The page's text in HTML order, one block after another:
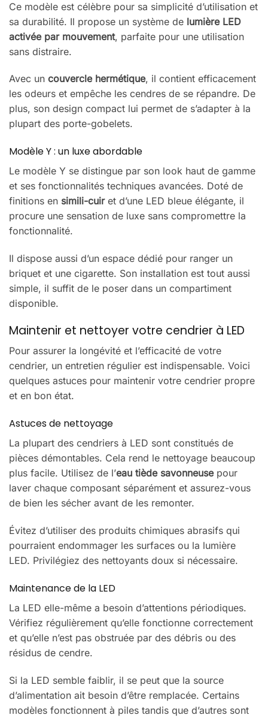
Ce modèle est célèbre pour sa simplicité d’utilisation et
sa durabilité. Il propose un système de lumière LED
activée par mouvement, parfaite pour une utilisation
sans distraire.
Avec un couvercle hermétique, il contient efficacement
les odeurs et empêche les cendres de se répandre. De
plus, son design compact lui permet de s’adapter à la
plupart des porte-gobelets.
Modèle Y : un luxe abordable
Le modèle Y se distingue par son look haut de gamme
et ses fonctionnalités techniques avancées. Doté de
finitions en simili-cuir et d’une LED bleue élégante, il
procure une sensation de luxe sans compromettre la
fonctionnalité.
Il dispose aussi d’un espace dédié pour ranger un
briquet et une cigarette. Son installation est tout aussi
simple, il suffit de le poser dans un compartiment
disponible.
Maintenir et nettoyer votre cendrier à LED
Pour assurer la longévité et l’efficacité de votre
cendrier, un entretien régulier est indispensable. Voici
quelques astuces pour maintenir votre cendrier propre
et en bon état.
Astuces de nettoyage
La plupart des cendriers à LED sont constitués de
pièces démontables. Cela rend le nettoyage beaucoup
plus facile. Utilisez de l’eau tiède savonneusepour
laver chaque composant séparément et assurez-vous
de bien les sécher avant de les remonter.
Évitez d’utiliser des produits chimiques abrasifs qui
pourraient endommager les surfaces ou la lumière
LED. Privilégiez des nettoyants doux si nécessaire.
Maintenance de la LED
La LED elle-même a besoin d’attentions périodiques.
Vérifiez régulièrement qu’elle fonctionne correctement
et qu’elle n’est pas obstruée par des débris ou des
résidus de cendre.
Si la LED semble faiblir, il se peut que la source
d’alimentation ait besoin d’être remplacée. Certains
modèles fonctionnent à piles tandis que d’autres sont